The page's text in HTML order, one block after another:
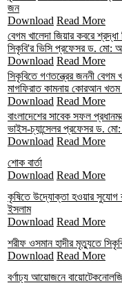
জন
Download Read More
বেগম খালেদা জিয়ার কবরে
সিকৃবি'র ভিসি প্রফেসর ড. মো:
Download Read More
সিকৃবিতে গণতন্ত্রের জননী বেগম
মাগফিরাত কামনায় কোরআন খতম
Download Read More
বাংলাদেশের সাবেক সফল
ভাইস-চ্যান্সেলর প্রফেসর ড.
Download Read More
শোক বার্তা
Download Read More
কৃষিতে উদ্যোক্তা হওয়ার সুযোগ
ইসলাম
Download Read More
শরীফ ওসমান হাদীর মৃত্যুতে
Download Read More
বর্ণাঢ্য আয়োজনে